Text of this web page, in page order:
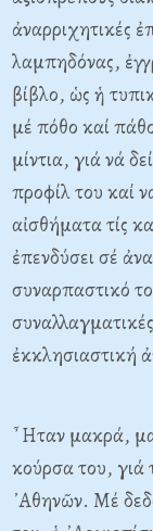
ἀναρριχητικές
λαμπηδόνας,
βίβλο, ὡς ἡ
μέ πόθο καί
μίντια, γιά νά
προφίλ του καί
αἰσθήματα τίς
ἐπενδύσει σέ
συναρπαστικό
ἐκκλησιαστική
῏Ηταν μακρά,
κούρσα του, γιά
᾿Αθηνῶν. Μέ